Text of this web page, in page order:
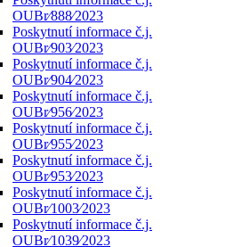
OUBr⁄888⁄2023
Poskytnutí informace č.j.
OUBr⁄903⁄2023
Poskytnutí informace č.j.
OUBr⁄904⁄2023
Poskytnutí informace č.j.
OUBr⁄956⁄2023
Poskytnutí informace č.j.
OUBr⁄955⁄2023
Poskytnutí informace č.j.
OUBr⁄953⁄2023
Poskytnutí informace č.j.
OUBr⁄1003⁄2023
Poskytnutí informace č.j.
OUBr⁄1039⁄2023